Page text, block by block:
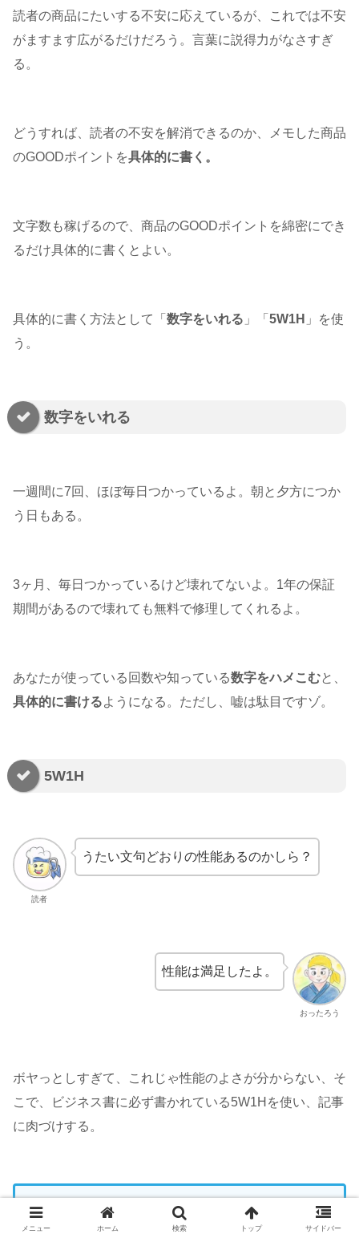
読者の商品にたいする不安に応えているが、これでは不安
がますます広がるだけだろう。言葉に説得力がなさすぎ
る。
どうすれば、読者の不安を解消できるのか、メモした商品
のGOODポイントを具体的に書く。
文字数も稼げるので、商品のGOODポイントを綿密にでき
るだけ具体的に書くとよい。
具体的に書く方法として「 数字をいれる 」「 5W1H 」を使
う。
数字をいれる
一週間に7回、ほぼ毎日つかっているよ。朝と夕方につか
う日もある。
3ヶ月、毎日つかっているけど壊れてないよ。1年の保証
期間があるので壊れても無料で修理してくれるよ。
あなたが使っている回数や知っている数字をハメこむと、
具体的に書けるようになる。ただし、嘘は駄目ですゾ。
5W1H
読者
うたい文句どおりの性能あるのかしら？
おったろう
性能は満足したよ。
ボヤっとしすぎて、これじゃ性能のよさが分からない、そ
こで、ビジネス書に必ず書かれている5W1Hを使い、記事
に肉づけする。
Who（だれが）
メニュー ホーム 検索 トップ サイドバー